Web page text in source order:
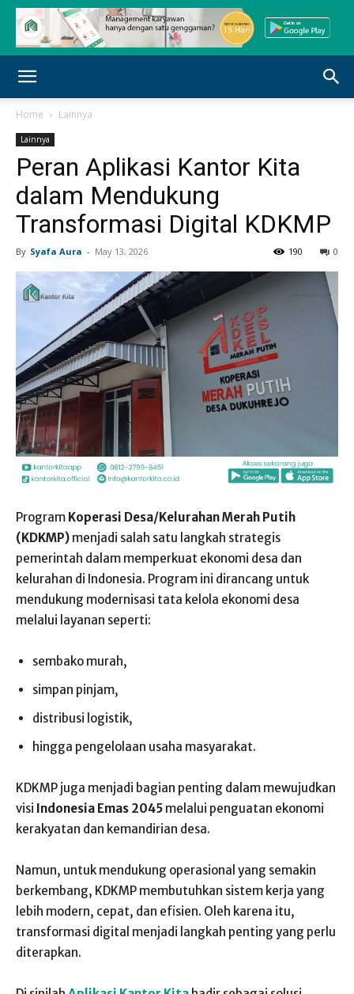
Home Lainnya
Lainnya
Peran Aplikasi Kantor Kita
dalam Mendukung
Transformasi Digital KDKMP
By Syafa Aura - May 13, 2026 0
190
Program Koperasi Desa/Kelurahan Merah Putih
(KDKMP) menjadi salah satu langkah strategis
pemerintah dalam memperkuat ekonomi desa dan
kelurahan di Indonesia. Program ini dirancang untuk
mendukung modernisasi tata kelola ekonomi desa
melalui layanan seperti:
sembako murah,
simpan pinjam,
distribusi logistik,
hingga pengelolaan usaha masyarakat.
KDKMP juga menjadi bagian penting dalam mewujudkan
visi Indonesia Emas 2045 melalui penguatan ekonomi
kerakyatan dan kemandirian desa.
Namun, untuk mendukung operasional yang semakin
berkembang, KDKMP membutuhkan sistem kerja yang
lebih modern, cepat, dan efisien. Oleh karena itu,
transformasi digital menjadi langkah penting yang perlu
diterapkan.